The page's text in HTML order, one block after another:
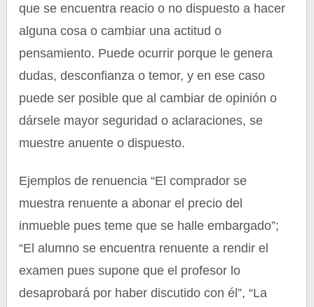
que se encuentra reacio o no dispuesto a hacer
alguna cosa o cambiar una actitud o
pensamiento. Puede ocurrir porque le genera
dudas, desconfianza o temor, y en ese caso
puede ser posible que al cambiar de opinión o
dársele mayor seguridad o aclaraciones, se
muestre anuente o dispuesto.
Ejemplos de renuencia “El comprador se
muestra renuente a abonar el precio del
inmueble pues teme que se halle embargado”;
“El alumno se encuentra renuente a rendir el
examen pues supone que el profesor lo
desaprobará por haber discutido con él”, “La